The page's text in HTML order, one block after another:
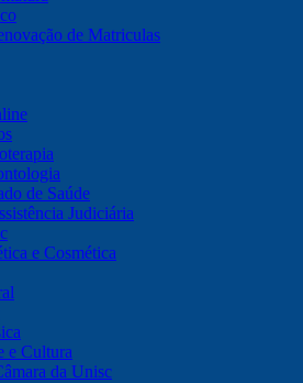
de Matriculas
de Saúde
Judiciária
e Cosmética
e Cultura
da Unisc